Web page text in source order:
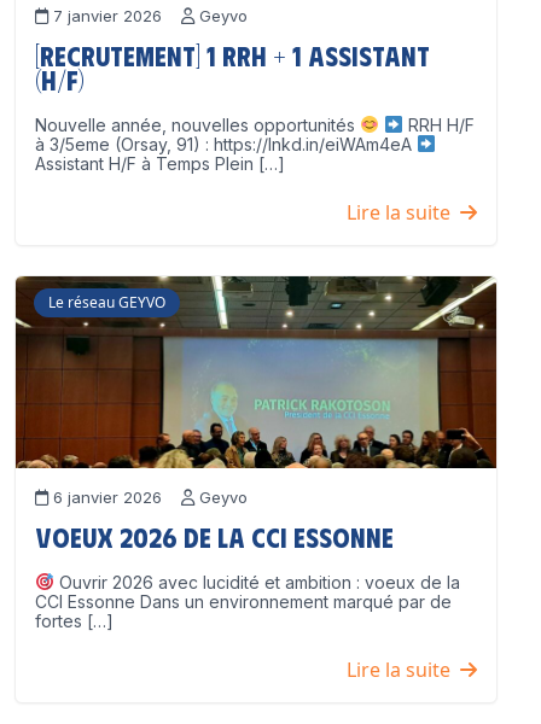
7 janvier 2026 Geyvo
[Recrutement] 1 RRH + 1 Assistant
(H/F)
Nouvelle année, nouvelles opportunités
RRH H/F
à 3/5eme (Orsay, 91) : https://lnkd.in/eiWAm4eA
Assistant H/F à Temps Plein […]
Lire la suite
Le réseau GEYVO
6 janvier 2026 Geyvo
Voeux 2026 de la CCI Essonne
Ouvrir 2026 avec lucidité et ambition : voeux de la
CCI Essonne Dans un environnement marqué par de
fortes […]
Lire la suite